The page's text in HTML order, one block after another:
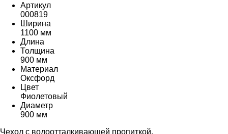
Артикул
000819
Ширина
1100 мм
Длина
Толщина
900 мм
Материал
Оксфорд
Цвет
Фиолетовый
Диаметр
900 мм
Чехол с водоотталкивающей пропиткой.